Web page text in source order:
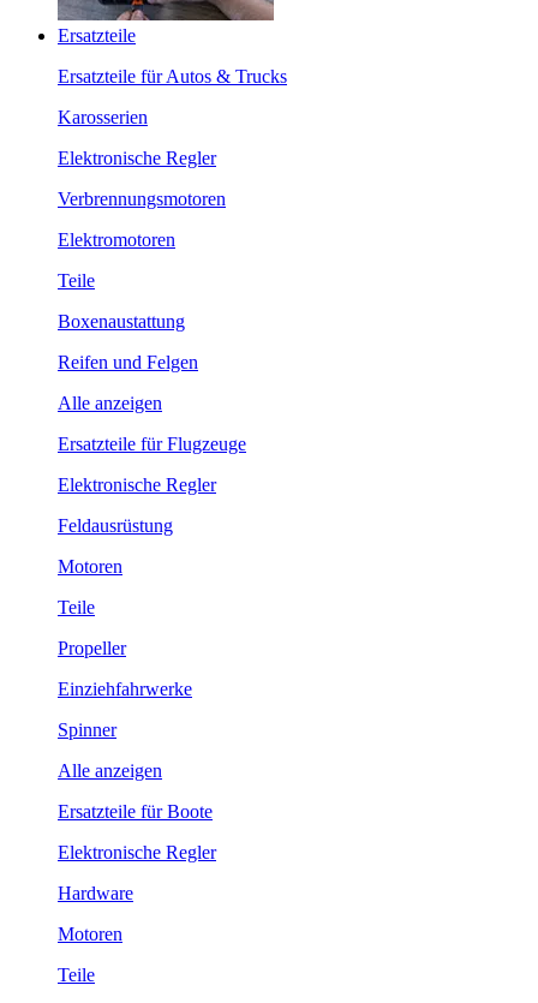
Ersatzteile
Ersatzteile für Autos & Trucks
Karosserien
Elektronische Regler
Verbrennungsmotoren
Elektromotoren
Teile
Boxenaustattung
Reifen und Felgen
Alle anzeigen
Ersatzteile für Flugzeuge
Elektronische Regler
Feldausrüstung
Motoren
Teile
Propeller
Einziehfahrwerke
Spinner
Alle anzeigen
Ersatzteile für Boote
Elektronische Regler
Hardware
Motoren
Teile